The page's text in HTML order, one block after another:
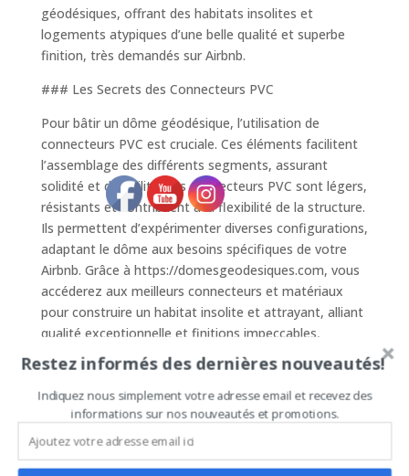
géodésiques, offrant des habitats insolites et
logements atypiques d’une belle qualité et superbe
finition, très demandés sur Airbnb.
### Les Secrets des Connecteurs PVC
Pour bâtir un dôme géodésique, l’utilisation de
connecteurs PVC est cruciale. Ces éléments facilitent
l’assemblage des différents segments, assurant
solidité et durabilité. Les connecteurs PVC sont légers,
résistants et contribuent à la flexibilité de la structure.
Ils permettent d’expérimenter diverses configurations,
adaptant le dôme aux besoins spécifiques de votre
Airbnb. Grâce à https://domesgeodesiques.com, vous
accéderez aux meilleurs connecteurs et matériaux
pour construire un habitat insolite et attrayant, alliant
qualité exceptionnelle et finitions impeccables,
plaisant aux voyageurs avides d’originalité.
### Attirez les Voyageurs avec des Logements
Attractifs
Les voyageurs d’aujourd’hui recherchent des
hébergements sortant de l’ordinaire. En investissant
Restez informés des dernières nouveautés!
Indiquez nous simplement votre adresse email et recevez des
informations sur nos nouveautés et promotions.